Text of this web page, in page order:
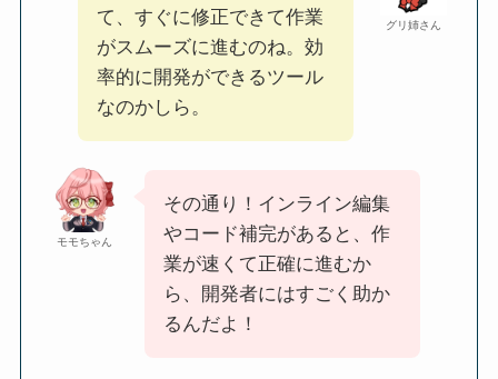
グリ姉さん
て、すぐに修正できて作業
がスムーズに進むのね。効
率的に開発ができるツール
なのかしら。
モモちゃん
その通り！インライン編集
やコード補完があると、作
業が速くて正確に進むか
ら、開発者にはすごく助か
るんだよ！